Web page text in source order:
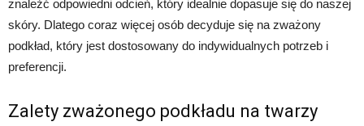
znaleźć odpowiedni odcień, który idealnie dopasuje się do naszej
skóry. Dlatego coraz więcej osób decyduje się na zważony
podkład, który jest dostosowany do indywidualnych potrzeb i
preferencji.
Zalety zważonego podkładu na twarzy